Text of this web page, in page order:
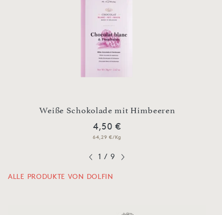
Weiße Schokolade mit Himbeeren
4,50 €
64,29 €/Kg
1 / 9
ALLE PRODUKTE VON DOLFIN